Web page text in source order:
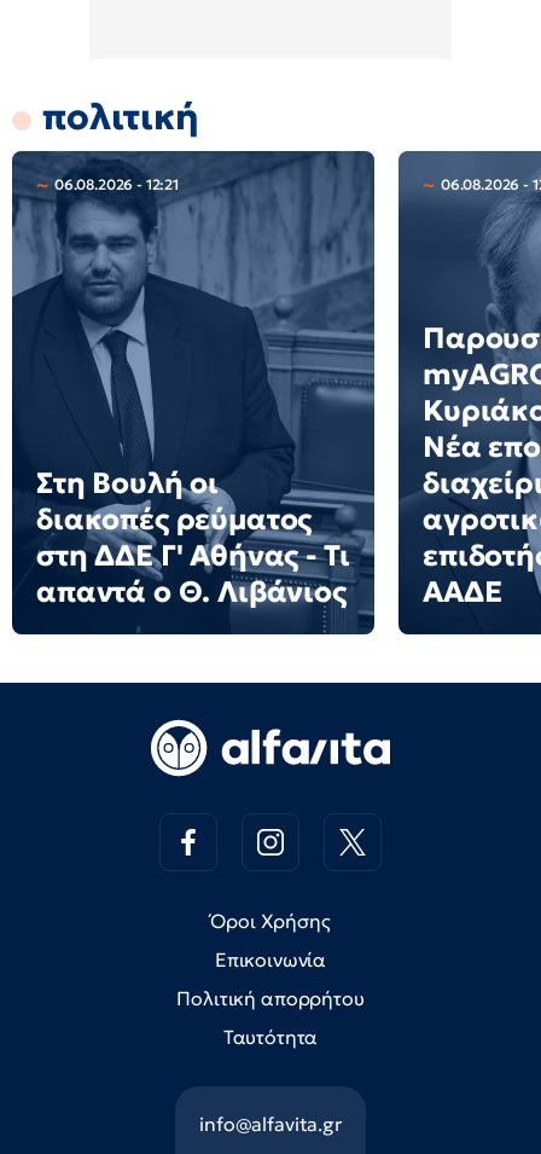
πολιτική
06.08.2026 - 12:21
Στη Βουλή οι
διακοπές ρεύματος
στη ΔΔΕ Γ' Αθήνας - Τι
απαντά ο Θ. Λιβάνιος
06.08.2026 -
Νέα
ΑΑΔΕ
Όροι Χρήσης
Επικοινωνία
Πολιτική απορρήτου
Ταυτότητα
info@alfavita.gr